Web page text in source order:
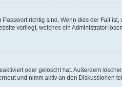
richtig sind. Wenn dies der Fall
vorliegt, welches ein Administrator
oder gelöscht hat. Außerdem
und nimm aktiv an den Diskussionen